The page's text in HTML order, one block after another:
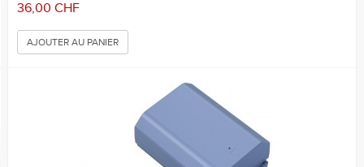
36,00 CHF
AJOUTER AU PANIER